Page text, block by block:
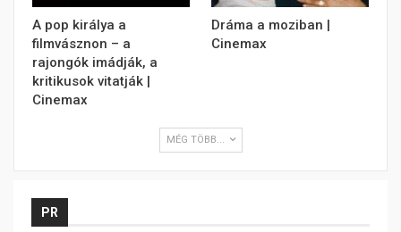
A pop királya a
filmvásznon – a
rajongók imádják, a
kritikusok vitatják |
Cinemax
Dráma a moziban |
Cinemax
MÉG TÖBB...
PR